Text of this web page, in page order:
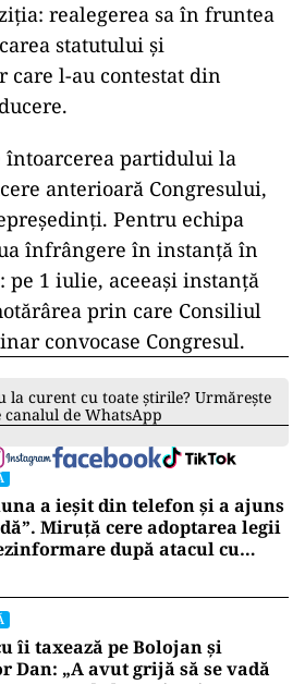
realegerea sa în fruntea
statutului și
care l-au contestat din
întoarcerea partidului la
anterioară Congresului,
Pentru echipa
înfrângere în instanță în
pe 1 iulie, aceeași instanță
prin care Consiliul
convocase Congresul.
la curent cu toate știrile? Urmărește
canalul de WhatsApp
a ieșit din telefon și a ajuns
Miruță cere adoptarea legii
după atacul cu
îi taxează pe Bolojan și
Dan: „A avut grijă să se vadă